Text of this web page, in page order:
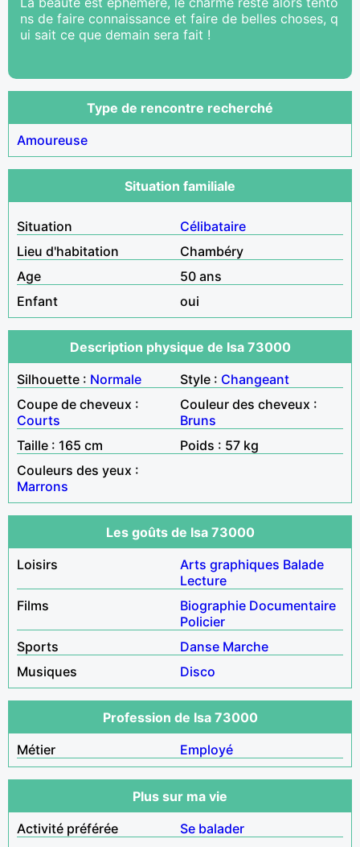
ns de faire connaissance et faire de belles choses, q
ui sait ce que demain sera fait !
Type de rencontre recherché
Amoureuse
Situation familiale
Situation
Célibataire
Lieu d'habitation
Chambéry
Age
50 ans
Enfant
oui
Description physique de Isa 73000
Silhouette : Normale Style : Changeant
Coupe de cheveux :
Courts
Couleur des cheveux :
Bruns
Taille : 165 cm
Poids : 57 kg
Couleurs des yeux :
Marrons
Les goûts de Isa 73000
Loisirs
Arts graphiques Balade
Lecture
Films
Biographie Documentaire
Policier
Sports
Danse Marche
Musiques
Disco
Profession de Isa 73000
Métier
Employé
Plus sur ma vie
Activité préférée
Se balader